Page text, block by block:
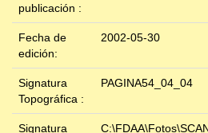
publicación :
Fecha de
edición:
2002-05-30
Signatura
Topográfica :
PAGINA54_04_04
Signatura